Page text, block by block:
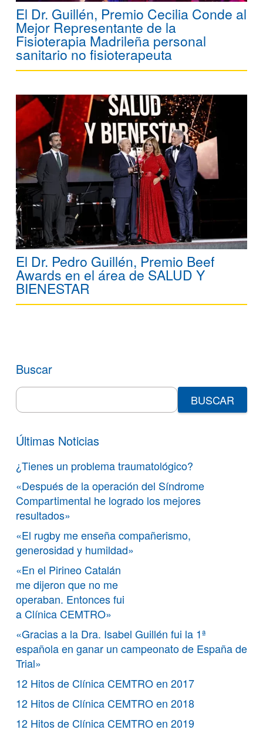
El Dr. Guillén, Premio Cecilia Conde al
Mejor Representante de la
Fisioterapia Madrileña personal
sanitario no fisioterapeuta
El Dr. Pedro Guillén, Premio Beef
Awards en el área de SALUD Y
BIENESTAR
Buscar
Search
for:
Últimas Noticias
¿Tienes un problema traumatológico?
«Después de la operación del Síndrome
Compartimental he logrado los mejores
resultados»
«El rugby me enseña compañerismo,
generosidad y humildad»
«En el Pirineo Catalán
me dijeron que no me
operaban. Entonces fui
a Clínica CEMTRO»
«Gracias a la Dra. Isabel Guillén fui la 1ª
española en ganar un campeonato de España de
Trial»
12 Hitos de Clínica CEMTRO en 2017
12 Hitos de Clínica CEMTRO en 2018
12 Hitos de Clínica CEMTRO en 2019